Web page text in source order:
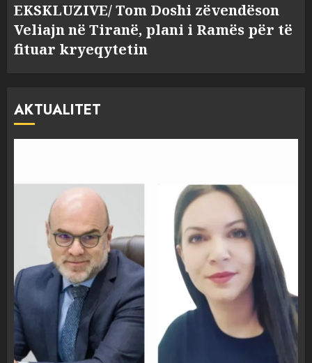
EKSKLUZIVE/ Tom Doshi zëvendëson
Veliajn në Tiranë, plani i Ramës për të
fituar kryeqytetin
AKTUALITET